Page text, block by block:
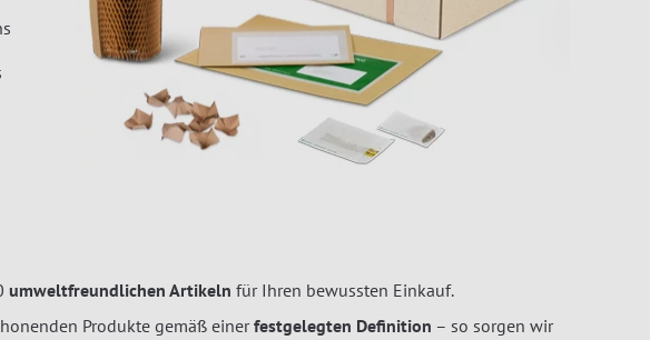
umweltfreundlichen Artikeln für Ihren bewussten Einkauf.
Produkte gemäß einerfestgelegten Definition – so sorgen wir